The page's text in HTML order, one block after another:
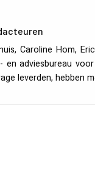
Caroline Hom,
en adviesbureau
leverden, hebben